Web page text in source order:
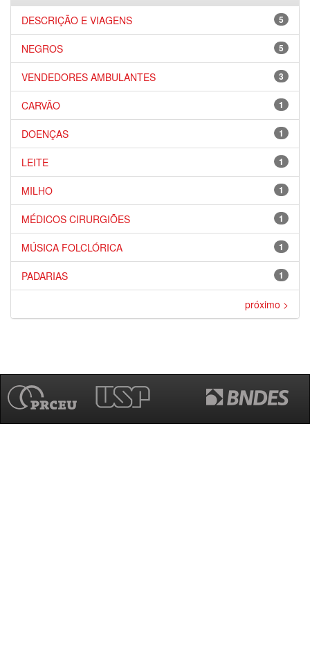
5
DESCRIÇÃO E VIAGENS
5
NEGROS
3
VENDEDORES AMBULANTES
1
CARVÃO
1
DOENÇAS
1
LEITE
1
MILHO
1
MÉDICOS CIRURGIÕES
1
MÚSICA FOLCLÓRICA
1
PADARIAS
próximo >